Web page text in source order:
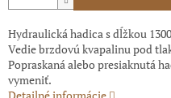
Hydraulická hadica s dĺžkou
Vedie brzdovú kvapalinu pod
Popraskaná alebo presiaknutá
vymeniť.